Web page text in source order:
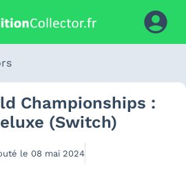
Championships :
(Switch)
le 08 mai 2024